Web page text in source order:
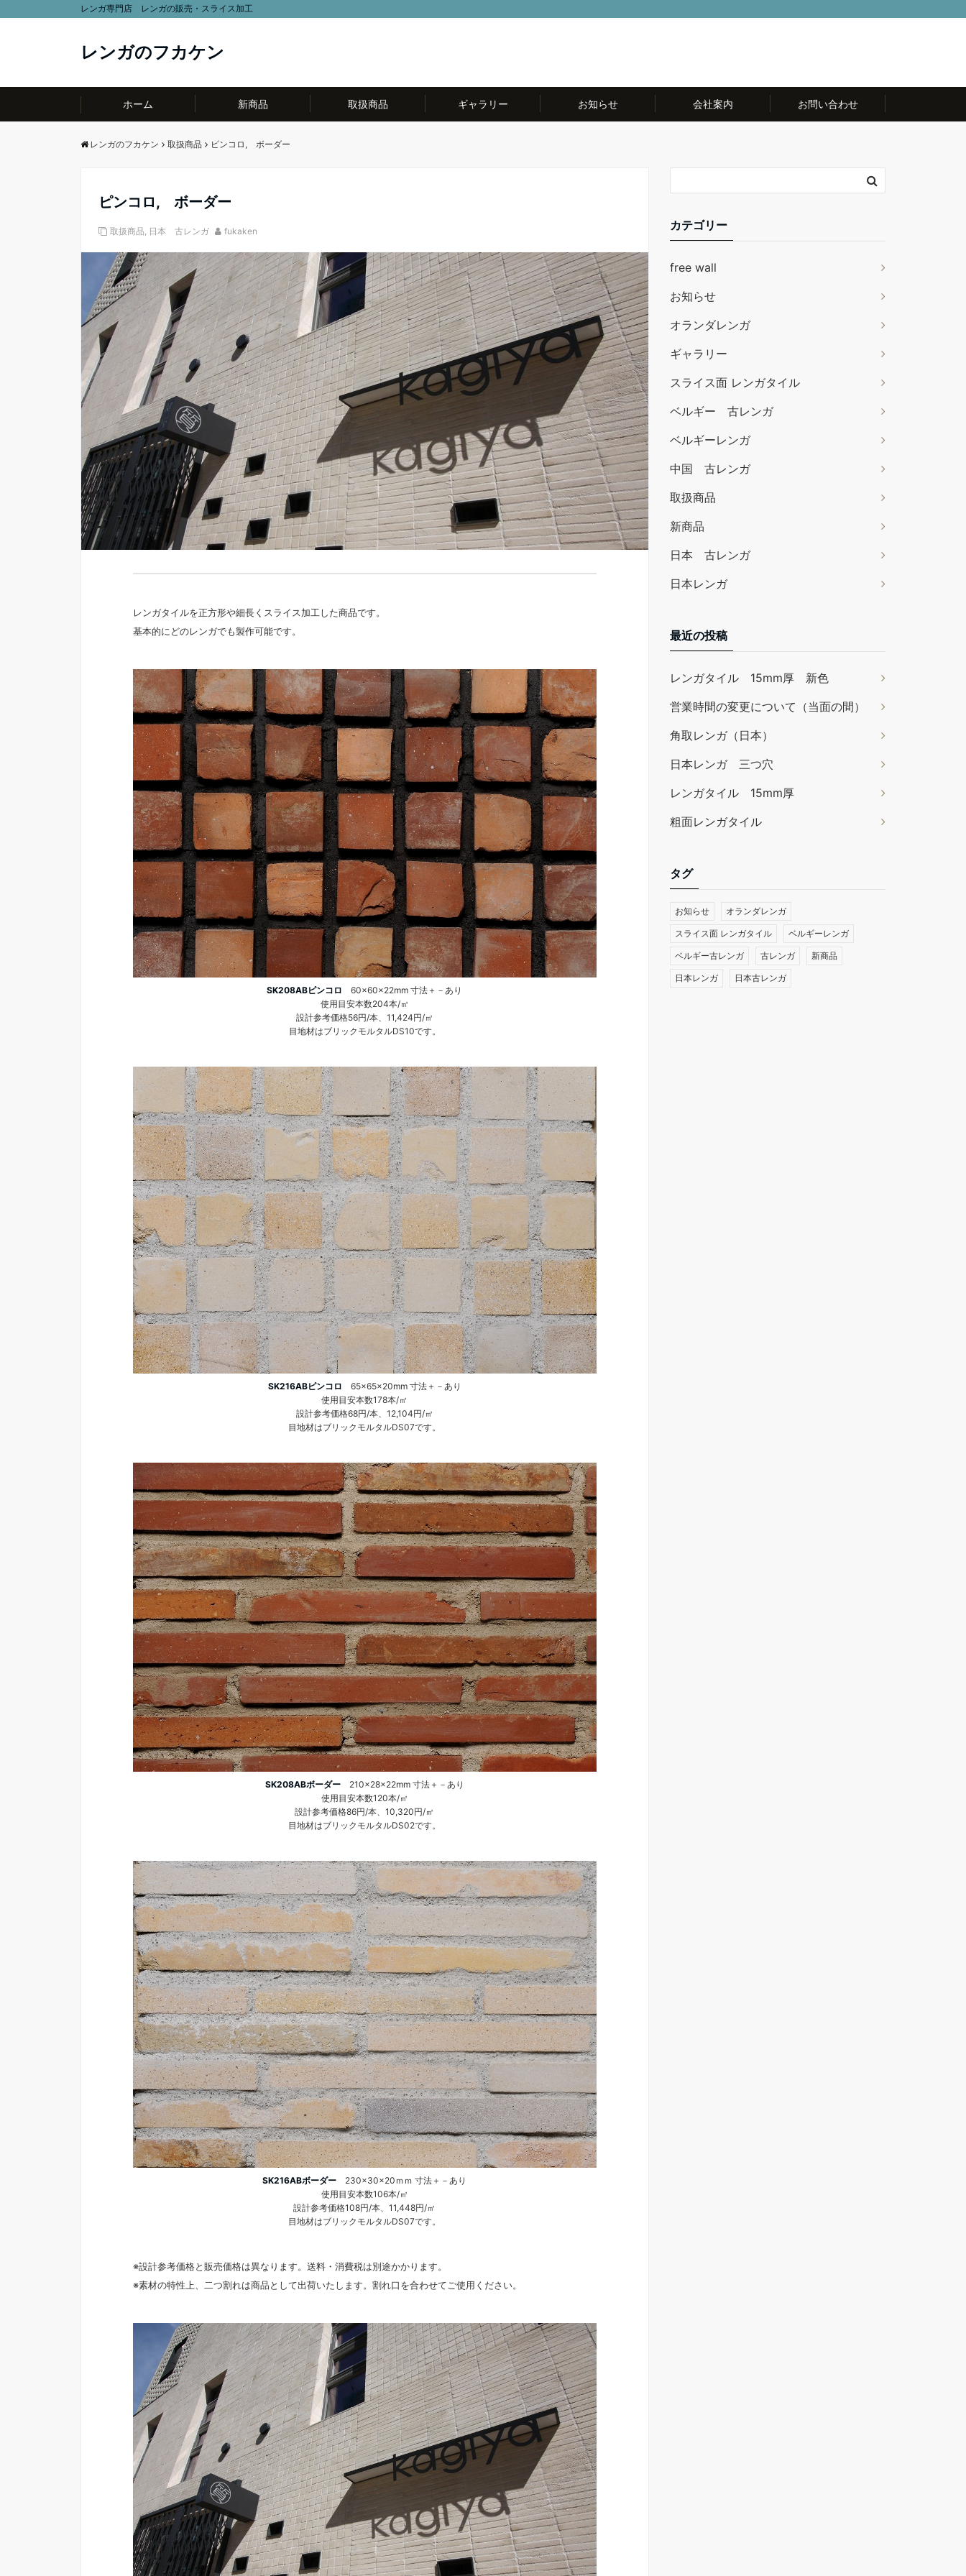
レンガ専門店 レンガの販売・スライス加工
レンガのフカケン
ホーム 新商品 取扱商品 ギャラリー お知らせ 会社案内 お問い合わせ
レンガのフカケン 取扱商品 ピンコロ, ボーダー
ピンコロ, ボーダー
取扱商品, 日本 古レンガ fukaken
レンガタイルを正方形や細長くスライス加工した商品です。
基本的にどのレンガでも製作可能です。
SK208ABピンコロ 60×60×22mm 寸法＋－あり
使用目安本数204本/㎡
設計参考価格56円/本、11,424円/㎡
目地材はブリックモルタルDS10です。
SK216ABピンコロ 65×65×20mm 寸法＋－あり
使用目安本数178本/㎡
設計参考価格68円/本、12,104円/㎡
目地材はブリックモルタルDS07です。
SK208ABボーダー210×28×22mm 寸法＋－あり
使用目安本数120本/㎡
設計参考価格86円/本、10,320円/㎡
目地材はブリックモルタルDS02です。
SK216ABボーダー 230×30×20ｍｍ 寸法＋－あり
使用目安本数106本/㎡
設計参考価格108円/本、11,448円/㎡
目地材はブリックモルタルDS07です。
※設計参考価格と販売価格は異なります。送料・消費税は別途かかります。
※素材の特性上、二つ割れは商品として出荷いたします。割れ口を合わせてご使用ください。
カテゴリー
free wall
お知らせ
オランダレンガ
ギャラリー
スライス面 レンガタイル
ベルギー 古レンガ
ベルギーレンガ
中国 古レンガ
取扱商品
新商品
日本 古レンガ
日本レンガ
最近の投稿
レンガタイル 15mm厚 新色
営業時間の変更について（当面の間）
角取レンガ（日本）
日本レンガ 三つ穴
レンガタイル 15mm厚
粗面レンガタイル
タグ
お知らせ オランダレンガ
スライス面 レンガタイル ベルギーレンガ
ベルギー古レンガ 古レンガ 新商品
日本レンガ 日本古レンガ